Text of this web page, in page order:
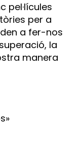
pel·lícules
per a
a fer-nos
la
manera